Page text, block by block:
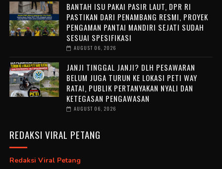
BANTAH ISU PAKAI PASIR LAUT, DPR RI
PASTIKAN DARI PENAMBANG RESMI, PROYEK
PENGAMAN PANTAI MANDIRI SEJATI SUDAH
SESUAI SPESIFIKASI
AUGUST 06, 2026
JANJI TINGGAL JANJI? DLH PESAWARAN
BELUM JUGA TURUN KE LOKASI PETI WAY
RATAI, PUBLIK PERTANYAKAN NYALI DAN
KETEGASAN PENGAWASAN
AUGUST 06, 2026
REDAKSI VIRAL PETANG
Redaksi Viral Petang